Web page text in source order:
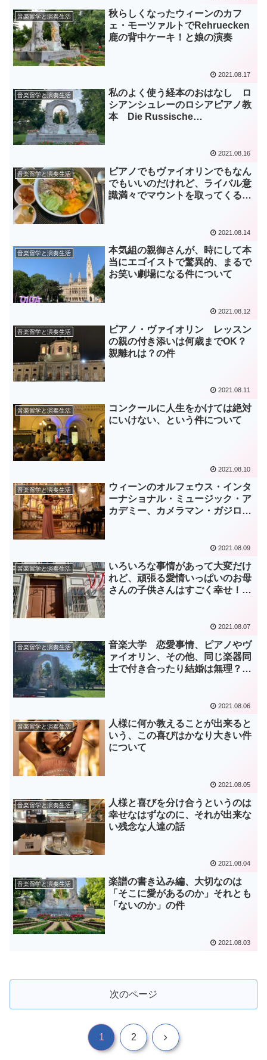
音楽留学と演奏生活
秋らしくなったウィーンのカフ
ェ・モーツァルトでRehruecken
鹿の背中ケーキ！と娘の演奏
2021.08.17
音楽留学と演奏生活
私のよく使う経本のおはなし ロ
シアンシュレーのロシアピアノ教
本 Die Russische
2021.08.16
音楽留学と演奏生活
ピアノでもヴァイオリンでもなん
でもいいのだけれど、ライバル意
識満々でマウントを取ってくる人
2021.08.14
音楽留学と演奏生活
本気組の親御さんが、時にして本
当にエゴイストで驚異的、まるで
お笑い劇場になる件について
2021.08.12
音楽留学と演奏生活
ピアノ・ヴァイオリン レッスン
の親の付き添いは何歳までOK？
親離れは？の件
2021.08.11
音楽留学と演奏生活
コンクールに人生をかけては絶対
にいけない、という件について
2021.08.10
音楽留学と演奏生活
ウィーンのオルフェウス・インタ
ーナショナル・ミュージック・ア
カデミー、カメラマン・ガジロー
2021.08.09
音楽留学と演奏生活
いろいろな事情があって大変だけ
れど、頑張る愛情いっぱいのお母
さんの子供さんはすごく幸せ！、
2021.08.07
音楽留学と演奏生活
音楽大学 恋愛事情、ピアノやヴ
ァイオリン、その他、同じ楽器同
士で付き合ったり結婚は無理？性
2021.08.06
音楽留学と演奏生活
人様に何か教えることが出来ると
いう、この喜びはかなり大きい件
について
2021.08.05
音楽留学と演奏生活
人様と喜びを分け合うというのは
幸せなはずなのに、それが出来な
い残念な人達の話
2021.08.04
音楽留学と演奏生活
楽譜の書き込み編、大切なのは
「そこに愛があるのか」それとも
「ないのか」の件
2021.08.03
次のページ
1 2 次